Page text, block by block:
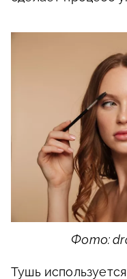
Фото:
Тушь